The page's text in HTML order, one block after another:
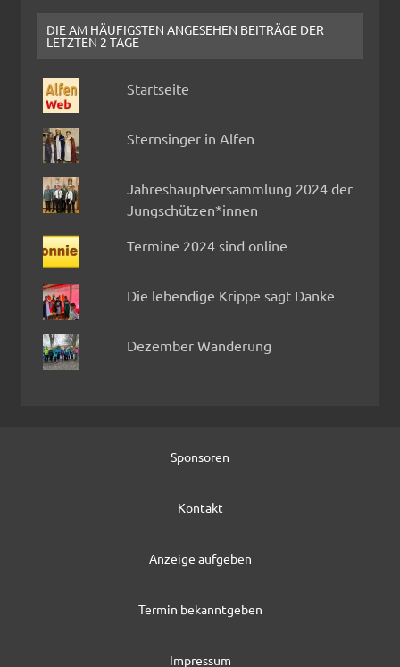
DIE AM HÄUFIGSTEN ANGESEHEN BEITRÄGE DER
LETZTEN 2 TAGE
Startseite
Sternsinger in Alfen
Jahreshauptversammlung 2024 der
Jungschützen*innen
Termine 2024 sind online
Die lebendige Krippe sagt Danke
Dezember Wanderung
Sponsoren
Kontakt
Anzeige aufgeben
Termin bekanntgeben
Impressum